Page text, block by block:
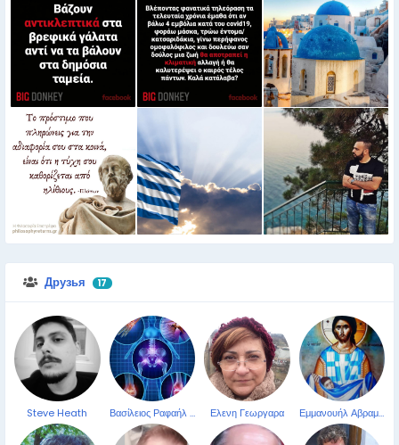
Друзья 17
Steve Heath Βασίλειος Ραφαήλ Σαββίδης Ελενη Γεωργαρα Εμμανουήλ Αβραμίδης